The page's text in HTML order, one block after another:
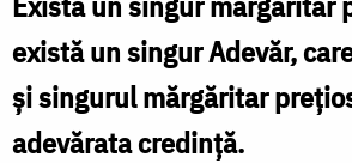
marea
/
Foto:
există un singur Adevăr,
și singurul mărgăritar
adevărata credință.